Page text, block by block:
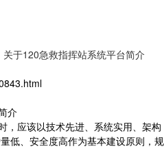
关于120急救指挥站系统平台简介
介
，应该以技术先进、系统实用、架构
低、安全度高作为基本建设原则，规